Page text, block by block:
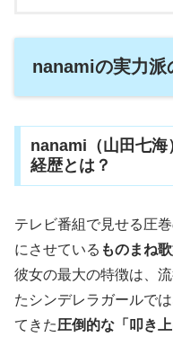
nanamiの実力派
nanami（山田七海
経歴とは？
テレビ番組で見せる圧
にさせている ものまね
彼女の最大の特徴は、
たシンデレラガールで
てきた圧倒的な「叩き上